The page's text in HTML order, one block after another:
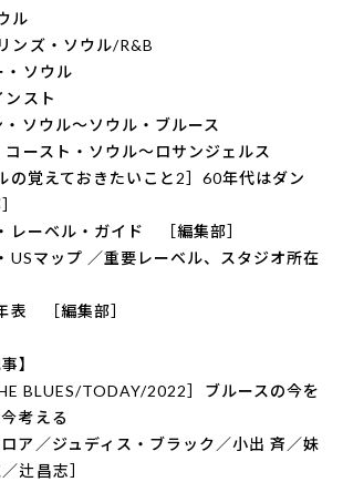
ル
ンズ・ソウル/R&B
・ソウル
ンスト
・ソウル〜ソウル・ブルース
コースト・ソウル〜ロサンジェルス
覚えておきたいこと2］60年代はダン
ーベル・ガイド ［編集部］
マップ ／重要レーベル、スタジオ所在
表 ［編集部］
】
BLUES/TODAY/2022］ブルースの今を
考える
ロア／ジュディス・ブラック／小出 斉／妹
辻昌志］